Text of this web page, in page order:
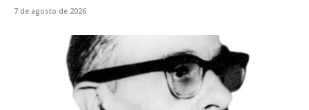
7 de agosto de 2026